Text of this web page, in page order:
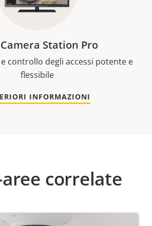
Camera Station Pro
controllo degli accessi potente e
flessibile
INFORMAZIONI
correlate